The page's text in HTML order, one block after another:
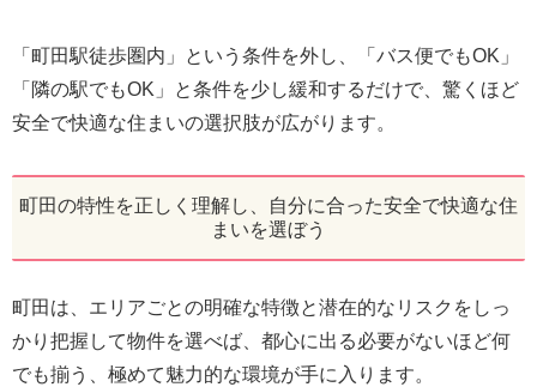
「町田駅徒歩圏内」という条件を外し、「バス便でもOK」
「隣の駅でもOK」と条件を少し緩和するだけで、驚くほど
安全で快適な住まいの選択肢が広がります。
町田の特性を正しく理解し、自分に合った安全で快適な住
まいを選ぼう
町田は、エリアごとの明確な特徴と潜在的なリスクをしっ
かり把握して物件を選べば、都心に出る必要がないほど何
でも揃う、極めて魅力的な環境が手に入ります。